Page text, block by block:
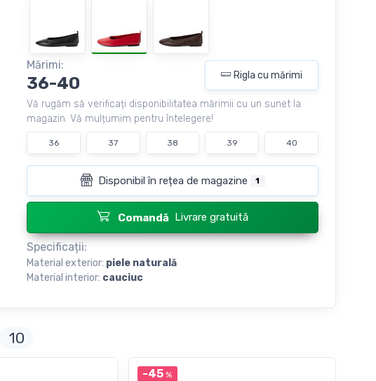
Mărimi:
36-40 Rigla cu mărimi
Vă rugăm să verificați disponibilitatea mărimii cu un sunet la
magazin. Vă mulțumim pentru întelegere!
36 37 38 39 40
Disponibil în rețea de magazine 1
Comandă Livrare gratuită
Specificații:
Material exterior: piele naturală
Material interior: cauciuc
10
-45 %